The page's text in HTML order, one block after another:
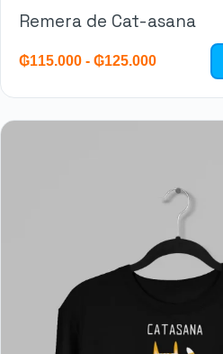
Remera de Cat-asana
₲115.000 - ₲125.000